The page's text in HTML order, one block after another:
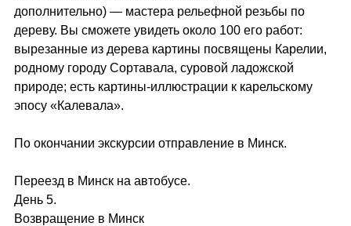
дополнительно) — мастера рельефной резьбы по
дереву. Вы сможете увидеть около 100 его работ:
вырезанные из дерева картины посвящены Карелии,
родному городу Сортавала, суровой ладожской
природе; есть картины-иллюстрации к карельскому
эпосу «Калевала».
По окончании экскурсии отправление в Минск.
Переезд в Минск на автобусе.
День 5.
Возвращение в Минск